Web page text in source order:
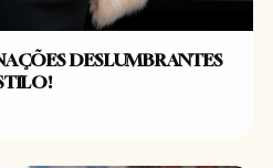
DESLUMBRANTES